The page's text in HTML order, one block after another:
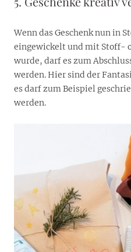
Wenn das Geschenk nun in
eingewickelt und mit Stoff-
wurde, darf es zum
werden. Hier sind der
es darf zum Beispiel
werden.